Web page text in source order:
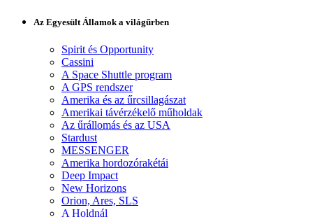
Az Egyesült Államok a világűrben
Spirit és Opportunity
Cassini
A Space Shuttle program
A GPS rendszer
Amerika és az űrcsillagászat
Amerikai távérzékelő műholdak
Az űrállomás és az USA
Stardust
MESSENGER
Amerika hordozórakétái
Deep Impact
New Horizons
Orion, Ares, SLS
A Holdnál